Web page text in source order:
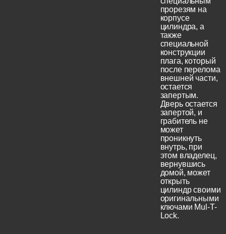
прорезям на
корпусе
цилиндра, а
также
специальной
конструкции
плага, который
после перелома
внешней части,
остается
запертым.
Дверь остается
запертой, и
грабитель не
может
проникнуть
внутрь, при
этом владелец,
вернувшись
домой, может
открыть
цилиндр своими
оригинальными
ключами Mul-T-
Lock.